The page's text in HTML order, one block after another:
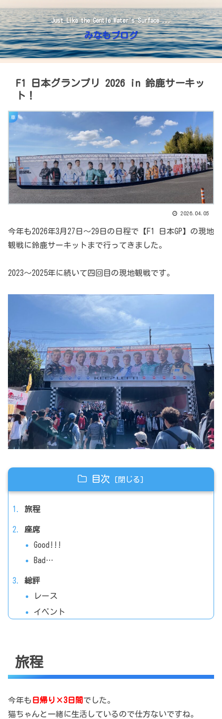
Just Like the Gentle Water's Surface ...
みなもブログ
F1 日本グランプリ 2026 in 鈴鹿サーキッ
ト！
車
2026.04.05
今年も2026年3月27日～29日の日程で【F1 日本GP】の現地
観戦に鈴鹿サーキットまで行ってきました。
2023～2025年に続いて四回目の現地観戦です。
目次
旅程
座席
Good!!!
Bad…
総評
レース
イベント
旅程
今年も 日帰り×3日間 でした。
猫ちゃんと一緒に生活しているので仕方ないですね。